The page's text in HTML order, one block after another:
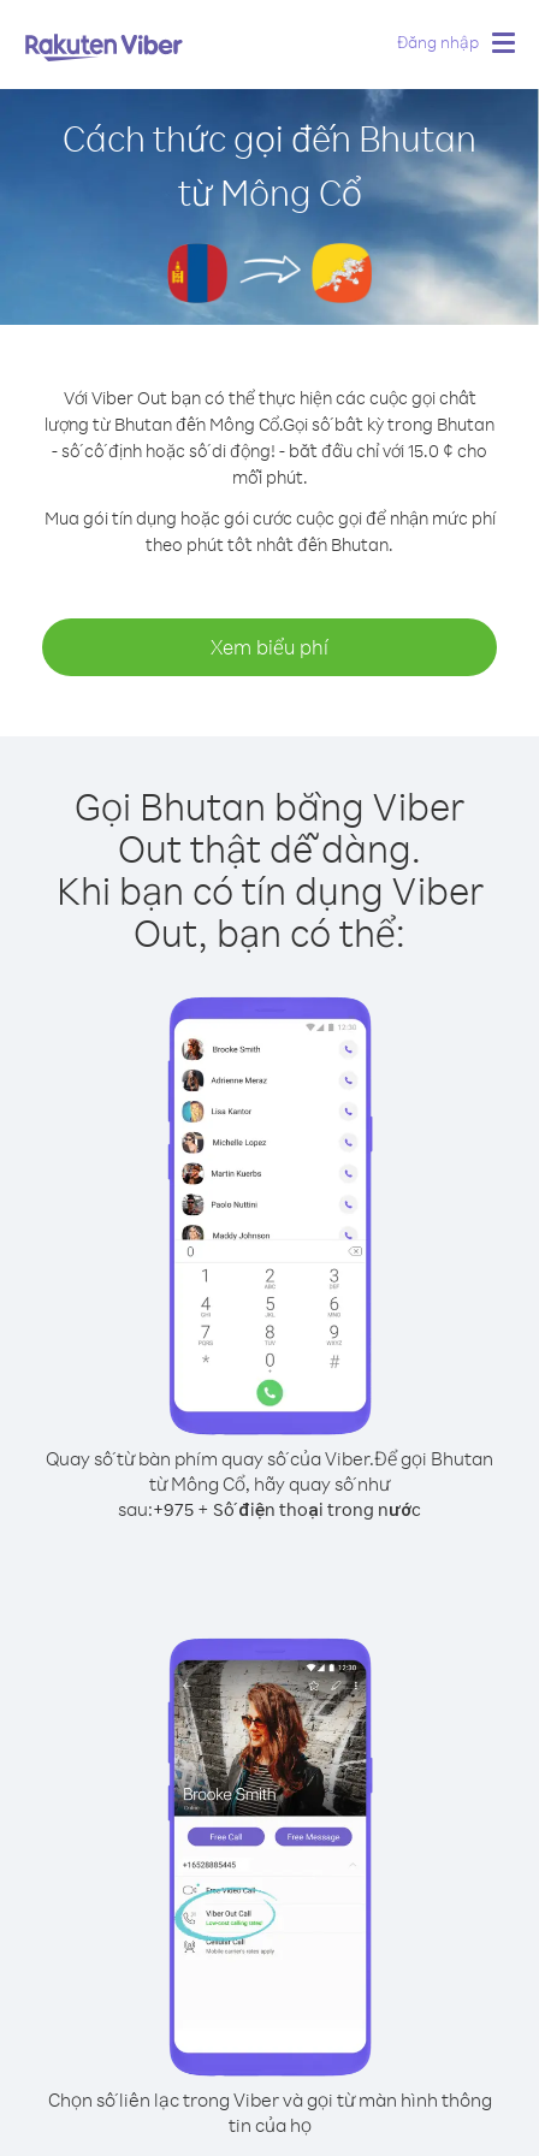
Đăng nhập
Cách thức gọi đến Bhutan
từ Mông Cổ
Với Viber Out bạn có thể thực hiện các cuộc gọi chất
lượng từ Bhutan đến Mông Cổ.Gọi số bất kỳ trong Bhutan
- số cố định hoặc số di động! - bắt đầu chỉ với 15.0 ¢ cho
mỗi phút.
Mua gói tín dụng hoặc gói cước cuộc gọi để nhận mức phí
theo phút tốt nhất đến Bhutan.
Xem biểu phí
Gọi Bhutan bằng Viber
Out thật dễ dàng.
Khi bạn có tín dụng Viber
Out, bạn có thể:
Quay số từ bàn phím quay số của Viber.Để gọi Bhutan
từ Mông Cổ, hãy quay số như
sau:+975 + Số điện thoại trong nước
Chọn số liên lạc trong Viber và gọi từ màn hình thông
tin của họ